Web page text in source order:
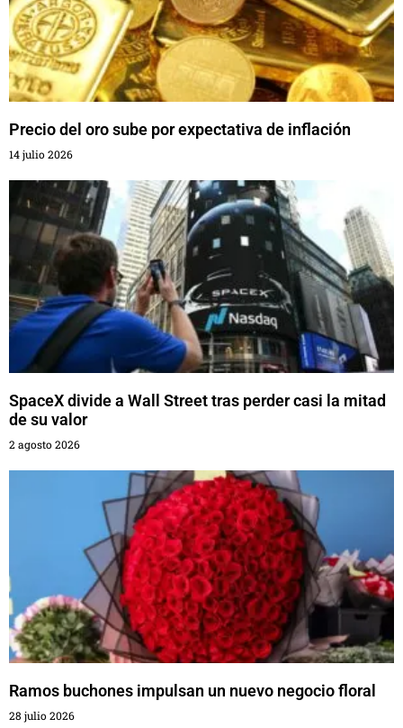
Precio del oro sube por expectativa de inflación
14 julio 2026
SpaceX divide a Wall Street tras perder casi la mitad
de su valor
2 agosto 2026
Ramos buchones impulsan un nuevo negocio floral
28 julio 2026